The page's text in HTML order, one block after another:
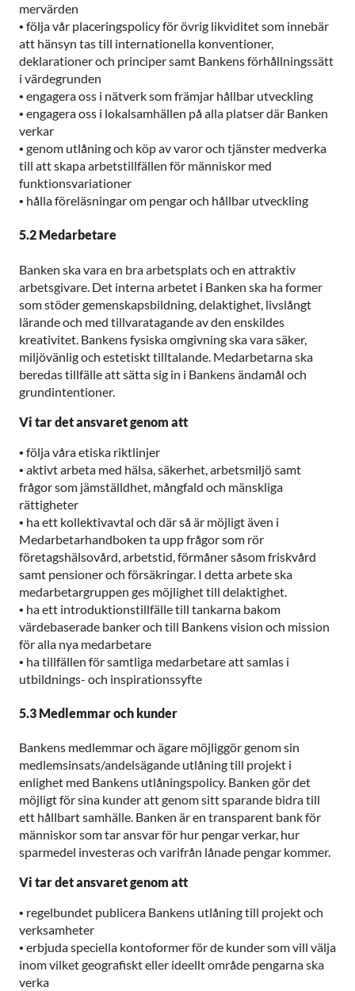
mervärden
• följa vår placeringspolicy för övrig likviditet som innebär
att hänsyn tas till internationella konventioner,
deklarationer och principer samt Bankens förhållningssätt
i värdegrunden
• engagera oss i nätverk som främjar hållbar utveckling
• engagera oss i lokalsamhällen på alla platser där Banken
verkar
• genom utlåning och köp av varor och tjänster medverka
till att skapa arbetstillfällen för människor med
funktionsvariationer
• hålla föreläsningar om pengar och hållbar utveckling
5.2 Medarbetare
Banken ska vara en bra arbetsplats och en attraktiv
arbetsgivare. Det interna arbetet i Banken ska ha former
som stöder gemenskapsbildning, delaktighet, livslångt
lärande och med tillvaratagande av den enskildes
kreativitet. Bankens fysiska omgivning ska vara säker,
miljövänlig och estetiskt tilltalande. Medarbetarna ska
beredas tillfälle att sätta sig in i Bankens ändamål och
grundintentioner.
Vi tar det ansvaret genom att
• följa våra etiska riktlinjer
• aktivt arbeta med hälsa, säkerhet, arbetsmiljö samt
frågor som jämställdhet, mångfald och mänskliga
rättigheter
• ha ett kollektivavtal och där så är möjligt även i
Medarbetarhandboken ta upp frågor som rör
företagshälsovård, arbetstid, förmåner såsom friskvård
samt pensioner och försäkringar. I detta arbete ska
medarbetargruppen ges möjlighet till delaktighet.
• ha ett introduktionstillfälle till tankarna bakom
värdebaserade banker och till Bankens vision och mission
för alla nya medarbetare
• ha tillfällen för samtliga medarbetare att samlas i
utbildnings- och inspirationssyfte
5.3 Medlemmar och kunder
Bankens medlemmar och ägare möjliggör genom sin
medlemsinsats/andelsägande utlåning till projekt i
enlighet med Bankens utlåningspolicy. Banken gör det
möjligt för sina kunder att genom sitt sparande bidra till
ett hållbart samhälle. Banken är en transparent bank för
människor som tar ansvar för hur pengar verkar, hur
sparmedel investeras och varifrån lånade pengar kommer.
Vi tar det ansvaret genom att
• regelbundet publicera Bankens utlåning till projekt och
verksamheter
• erbjuda speciella kontoformer för de kunder som vill välja
inom vilket geografiskt eller ideellt område pengarna ska
verka